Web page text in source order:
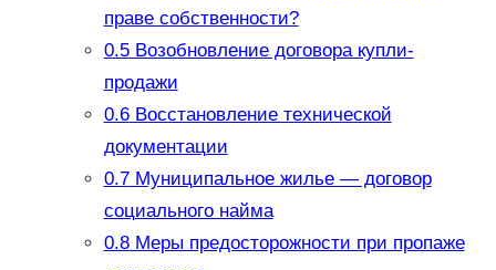
праве собственности?
0.5Возобновление договора купли-
продажи
0.6Восстановление технической
документации
0.7Муниципальное жилье — договор
социального найма
0.8Меры предосторожности при пропаже